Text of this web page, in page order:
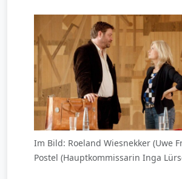
Im Bild: Roeland Wiesnekker (Uwe
Postel (Hauptkommissarin Inga